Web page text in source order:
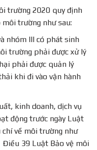
trường 2020 quy định
trường như sau:
nhóm III có phát sinh
trường phải được xử lý
phải được quản lý
khi đi vào vận hành
kinh doanh, dịch vụ
động trước ngày Luật
chí về môi trường như
39 Luật Bảo vệ môi